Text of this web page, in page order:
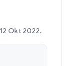
Okt 2022.